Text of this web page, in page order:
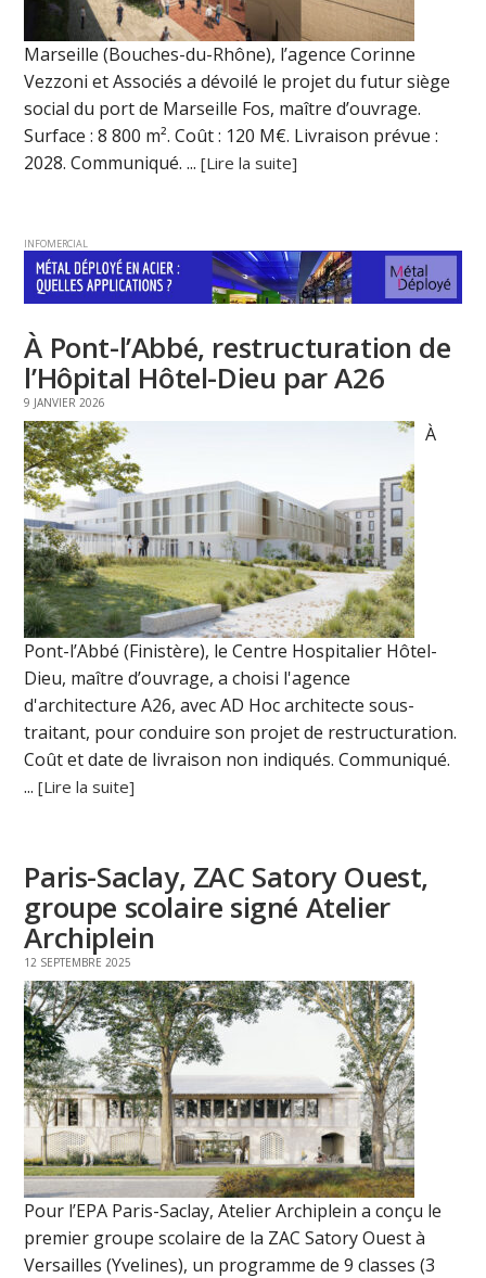
Marseille (Bouches-du-Rhône), l’agence Corinne
Vezzoni et Associés a dévoilé le projet du futur siège
social du port de Marseille Fos, maître d’ouvrage.
Surface : 8 800 m². Coût : 120 M€. Livraison prévue :
2028. Communiqué. ...[Lire la suite]
INFOMERCIAL
À Pont-l’Abbé, restructuration de
l’Hôpital Hôtel-Dieu par A26
9 JANVIER 2026
À
Pont-l’Abbé (Finistère), le Centre Hospitalier Hôtel-
Dieu, maître d’ouvrage, a choisi l'agence
d'architecture A26, avec AD Hoc architecte sous-
traitant, pour conduire son projet de restructuration.
Coût et date de livraison non indiqués. Communiqué.
...[Lire la suite]
Paris-Saclay, ZAC Satory Ouest,
groupe scolaire signé Atelier
Archiplein
12 SEPTEMBRE 2025
Pour l’EPA Paris-Saclay, Atelier Archiplein a conçu le
premier groupe scolaire de la ZAC Satory Ouest à
Versailles (Yvelines), un programme de 9 classes (3